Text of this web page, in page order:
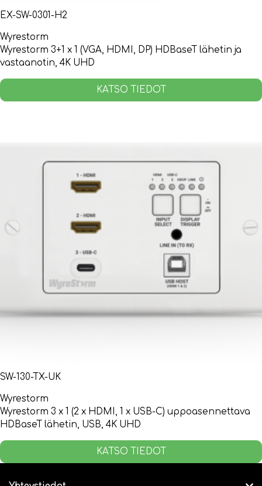
EX-SW-0301-H2
Wyrestorm
Wyrestorm 3+1 x 1 (VGA, HDMI, DP) HDBaseT lähetin ja
vastaanotin, 4K UHD
KATSO TIEDOT
SW-130-TX-UK
Wyrestorm
Wyrestorm 3 x 1 (2 x HDMI, 1 x USB-C) uppoasennettava
HDBaseT lähetin, USB, 4K UHD
KATSO TIEDOT